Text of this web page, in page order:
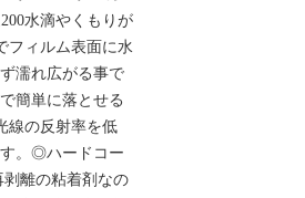
水滴やくもりが
フィルム表面に水
濡れ広がる事で
簡単に落とせる
線の反射率を低
。◎ハードコー
離の粘着剤なの